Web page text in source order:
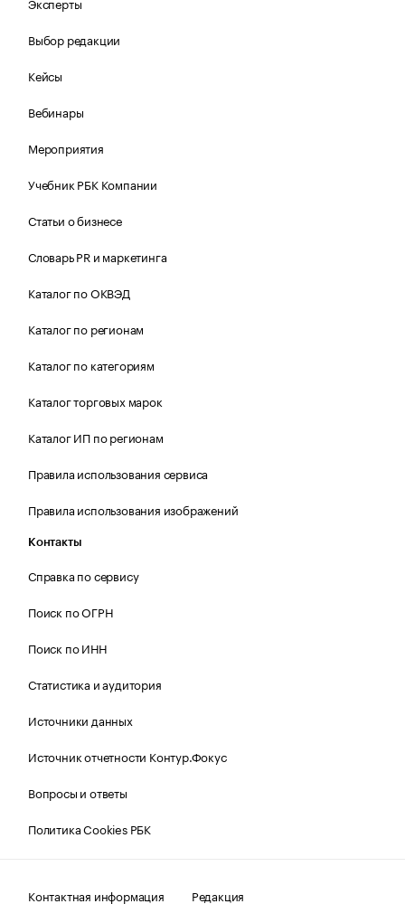
Выбор редакции
Кейсы
Вебинары
Мероприятия
Учебник РБК Компании
Статьи о бизнесе
Словарь PR и маркетинга
Каталог по ОКВЭД
Каталог по регионам
Каталог по категориям
Каталог торговых марок
Каталог ИП по регионам
Правила использования сервиса
Правила использования изображений
Контакты
Справка по сервису
Поиск по ОГРН
Поиск по ИНН
Статистика и аудитория
Источники данных
Источник отчетности Контур.Фокус
Вопросы и ответы
Политика Cookies РБК
Контактная информация Редакция